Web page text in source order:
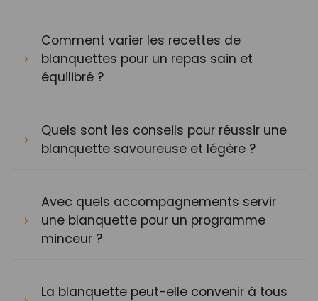
Comment varier les recettes de
blanquettes pour un repas sain et
équilibré ?
Quels sont les conseils pour réussir une
blanquette savoureuse et légère ?
Avec quels accompagnements servir
une blanquette pour un programme
minceur ?
La blanquette peut-elle convenir à tous